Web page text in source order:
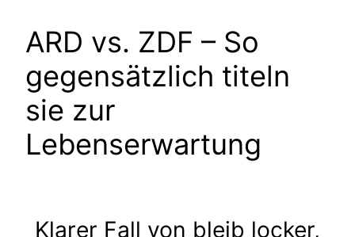
ARD vs. ZDF – So
gegensätzlich titeln
sie zur
Lebenserwartung
Klarer Fall von bleib locker,